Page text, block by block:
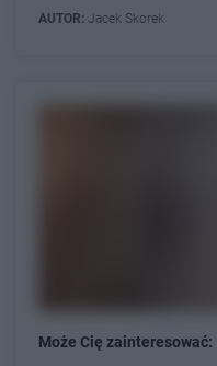
AUTOR: Jacek Skorek
Może Cię zainteresować: